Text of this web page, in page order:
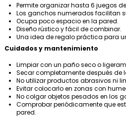
Permite organizar hasta 6 juegos
Los ganchos numerados facilitan
Ocupa poco espacio en la pared.
Diseño rústico y fácil de combinar.
Una idea de regalo práctica para
Cuidados y mantenimiento
Limpiar con un paño seco o
Secar completamente después de
No utilizar productos abrasivos ni
Evitar colocarlo en zonas con
No colgar objetos pesados en los
Comprobar periódicamente que
pared.